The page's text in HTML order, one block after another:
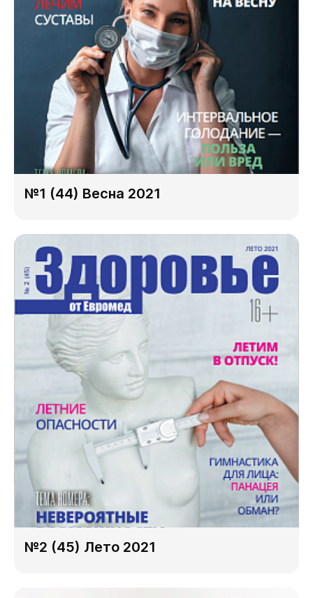
№1 (44) Весна 2021
№2 (45) Лето 2021